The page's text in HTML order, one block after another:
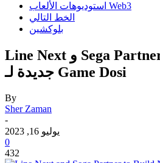
استوديوهات الألعاب Web3
الخط التالي
بلوكشين
Line Next و Sega Partner لبناء لعبة Web3
جديدة لـ Game Dosi
By
Sher Zaman
-
يوليو 16, 2023
0
432